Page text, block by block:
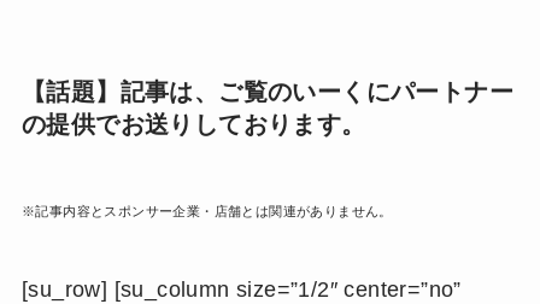
【話題】記事は、ご覧のいーくにパートナー
の提供でお送りしております。
※記事内容とスポンサー企業・店舗とは関連がありません。
[su_row] [su_column size=”1/2″ center=”no”